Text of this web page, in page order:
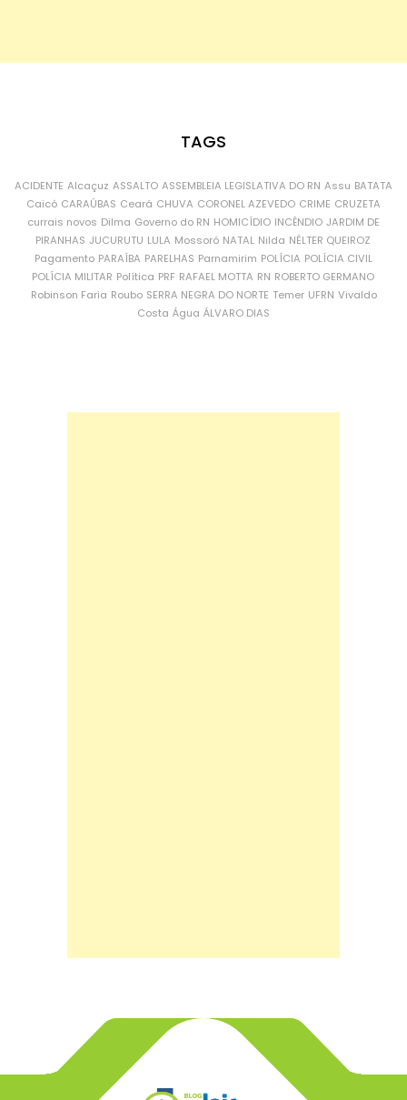
TAGS
ACIDENTE Alcaçuz ASSALTO ASSEMBLEIA LEGISLATIVA DO RN Assu BATATA
Caicó CARAÚBAS Ceará CHUVA CORONEL AZEVEDO CRIME CRUZETA
currais novos Dilma Governo do RN HOMICÍDIO INCÊNDIO JARDIM DE
PIRANHAS JUCURUTU LULA Mossoró NATAL Nilda NÉLTER QUEIROZ
Pagamento PARAÍBA PARELHAS Parnamirim POLÍCIA POLÍCIA CIVIL
POLÍCIA MILITAR Política PRF RAFAEL MOTTA RN ROBERTO GERMANO
Robinson Faria Roubo SERRA NEGRA DO NORTE Temer UFRN Vivaldo
Costa Água ÁLVARO DIAS